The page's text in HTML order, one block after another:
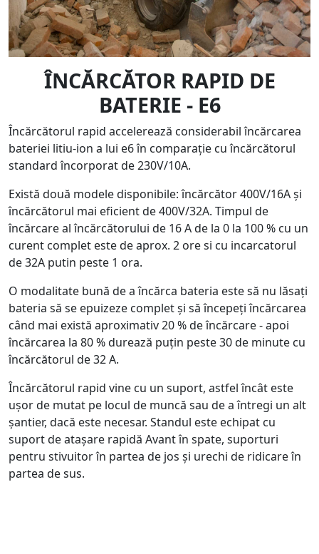
ÎNCĂRCĂTOR RAPID DE
BATERIE - E6
Încărcătorul rapid accelerează considerabil încărcarea
bateriei litiu-ion a lui e6 în comparație cu încărcătorul
standard încorporat de 230V/10A.
Există două modele disponibile: încărcător 400V/16A și
încărcătorul mai eficient de 400V/32A. Timpul de
încărcare al încărcătorului de 16 A de la 0 la 100 % cu un
curent complet este de aprox. 2 ore si cu incarcatorul
de 32A putin peste 1 ora.
O modalitate bună de a încărca bateria este să nu lăsați
bateria să se epuizeze complet și să începeți încărcarea
când mai există aproximativ 20 % de încărcare - apoi
încărcarea la 80 % durează puțin peste 30 de minute cu
încărcătorul de 32 A.
Încărcătorul rapid vine cu un suport, astfel încât este
ușor de mutat pe locul de muncă sau de a întregi un alt
șantier, dacă este necesar. Standul este echipat cu
suport de atașare rapidă Avant în spate, suporturi
pentru stivuitor în partea de jos și urechi de ridicare în
partea de sus.